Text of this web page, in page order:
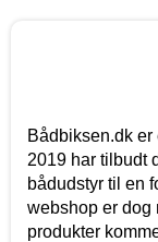
Bådbiksen.dk
2019 har tilbudt
bådudstyr til en
webshop er
produkter